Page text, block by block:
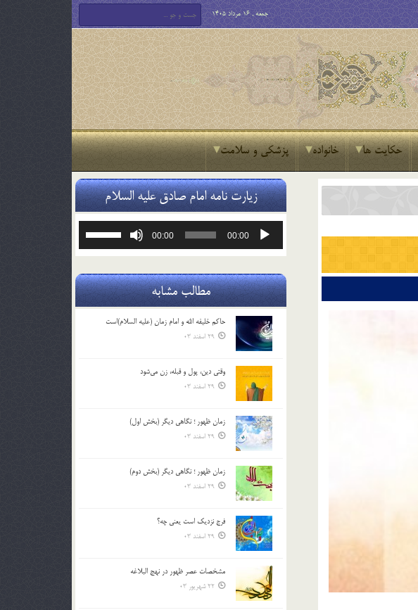
جمعه , 16 مرداد 1405
حکایت ها خانواده پزشکی و سلامت
زیارت نامه امام صادق علیه السلام
پخش‌کننده
00:00
00:00
یا
صدا
کلیدهای
مطالب مشابه
حاکم خليفه الله و امام زمان (علیه السلام)است
29 اسفند 03
وقتی دین، پول و قبله، زن می‌شود
29 اسفند 03
زمان ظهور ؛ نگاهی دیگر (بخش اول)
29 اسفند 03
زمان ظهور ؛ نگاهی دیگر (بخش دوم)
29 اسفند 03
فرج نزدیک است یعنی چه؟
29 اسفند 03
مشخصات عصر ظهور در نهج البلاغه
22 شهریور 03